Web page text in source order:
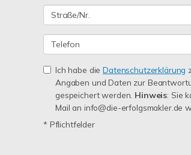
Ich habe dieDatenschutzerklärung
Angaben und Daten zur
gespeichert werden. Hinweis: Sie
Mail an info@die-erfolgsmakler.de
* Pflichtfelder